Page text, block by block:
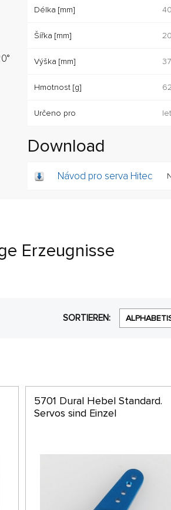
Délka [mm] 40
Šířka [mm] 20
Výška [mm] 37
Hmotnost [g] 62
Určeno pro
Download
Návod pro serva Hitec
Erzeugnisse
SORTIEREN:
5701 Dural Hebel Standard.
Servos sind Einzel